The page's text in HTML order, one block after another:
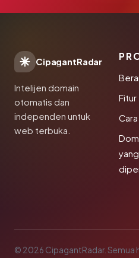
CipagantRadar
Intelijen domain
otomatis dan
independen untuk
web terbuka.
Fitur
© 2026 CipagantRadar. Semua